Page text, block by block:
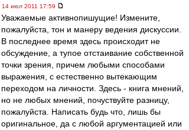
14 июл 2011 17:59
Уважаемые активнопишущие! Измените,
пожалуйста, тон и манеру ведения дискуссии.
В последнее время здесь происходит не
обсуждение, а тупое отстаивание собственной
точки зрения, причем любыми способами
выражения, с естественно вытекающим
переходом на личности. Здесь - книга мнений,
но не любых мнений, почуствуйте разницу,
пожалуйста. Написать будь что, лишь бы
оригинальное, да с любой аргументацией или